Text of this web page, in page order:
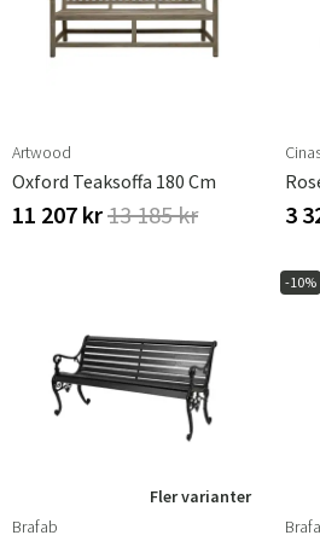
Sverige
Artwood
Oxford Teaksoffa 180 Cm
11 207 kr13 185 kr 3
Fler varianter
Brafab
-10%